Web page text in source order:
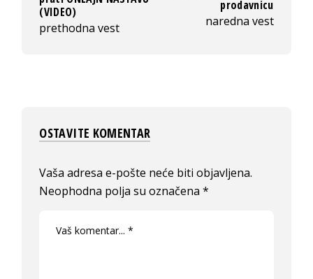
(VIDEO)
prethodna vest
prodavnicu
naredna vest
OSTAVITE KOMENTAR
Vaša adresa e-pošte neće biti objavljena.
Neophodna polja su označena*